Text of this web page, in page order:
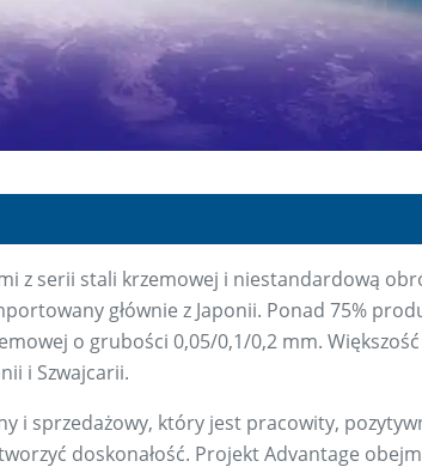
z serii stali krzemowej i niestandardową
głównie z Japonii. Ponad 75%
o grubości 0,05/0,1/0,2 mm. Większość
i Szwajcarii.
i sprzedażowy, który jest pracowity,
doskonałość. Projekt Advantage